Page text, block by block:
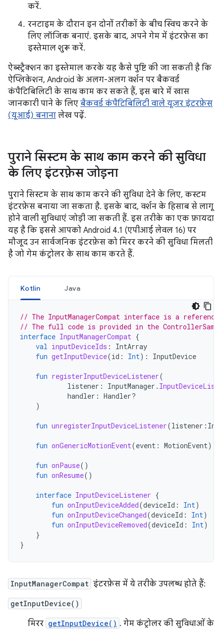
करें.
रनटाइम के दौरान इन दोनों तरीकों के बीच स्विच करने के
लिए लॉजिक बनाएं. इसके बाद, अपने गेम में इंटरफ़ेस का
इस्तेमाल शुरू करें.
ऐब्स्ट्रैक्शन का इस्तेमाल करके यह कैसे पुष्टि की जा सकती है कि
ऐप्लिकेशन, Android के अलग-अलग वर्शन पर बैकवर्ड
कंपैटिबिलिटी के साथ काम कर सकते हैं, इस बारे में खास
जानकारी पाने के लिए बैकवर्ड कंपैटिबिलिटी वाले यूज़र इंटरफ़ेस
(यूआई) बनाना लेख पढ़ें.
पुराने सिस्टम के साथ काम करने की सुविधा
के लिए इंटरफ़ेस जोड़ना
पुराने सिस्टम के साथ काम करने की सुविधा देने के लिए, कस्टम
इंटरफ़ेस बनाया जा सकता है. इसके बाद, वर्शन के हिसाब से लागू
होने वाली सुविधाएं जोड़ी जा सकती हैं. इस तरीके का एक फ़ायदा
यह है कि इससे आपको Android 4.1 (एपीआई लेवल 16) पर
मौजूद उन सार्वजनिक इंटरफ़ेस को मिरर करने की सुविधा मिलती
है जो गेम कंट्रोलर के साथ काम करते हैं.
Kotlin Java
// The InputManagerCompat interface is a reference
// The full code is provided in the
interface InputManagerCompat {
val inputDeviceIds :
IntArray
fun getInputDevice(id : Int): InputDevice
fun registerInputDeviceListener(
listener : InputManager .
handler : Handler?
)
fun unregisterInputDeviceListener(listener :
fun onGenericMotionEvent(event : MotionEvent)
fun onPause()
fun onResume()
interface InputDeviceListener {
fun onInputDeviceAdded(deviceId : Int)
fun onInputDeviceChanged(deviceId : Int)
fun onInputDeviceRemoved(deviceId : Int)
}
}
InputManagerCompat इंटरफ़ेस में ये तरीके उपलब्ध होते हैं:
getInputDevice()
मिरर getInputDevice() . गेम कंट्रोलर की सुविधाओं के